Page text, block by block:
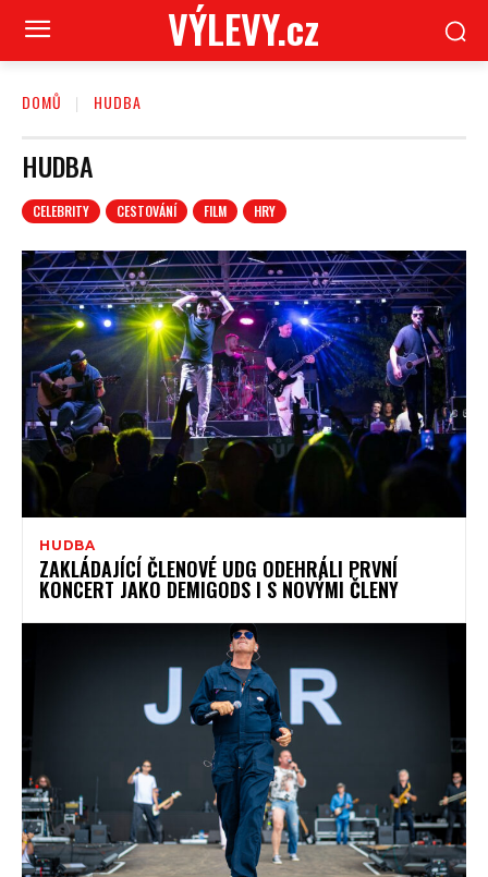
VÝLEVY.cz
DOMŮ HUDBA
HUDBA
CELEBRITY CESTOVÁNÍ FILM HRY
HUDBA
ZAKLÁDAJÍCÍ ČLENOVÉ UDG ODEHRÁLI PRVNÍ
KONCERT JAKO DEMIGODS I S NOVÝMI ČLENY